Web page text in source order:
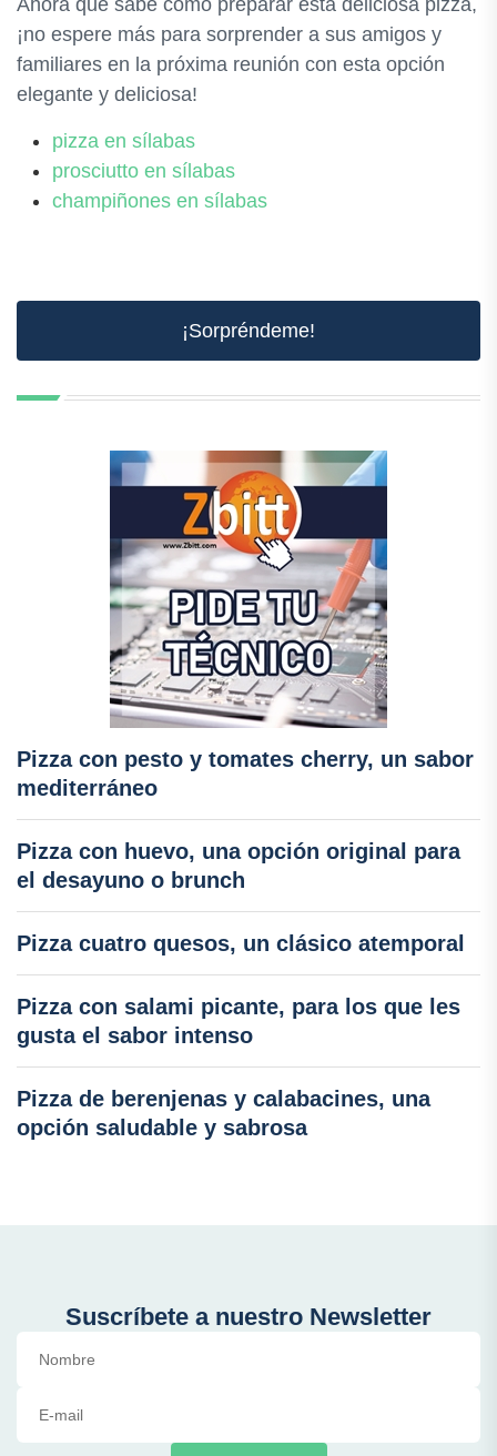
Ahora que sabe cómo preparar esta deliciosa pizza,
¡no espere más para sorprender a sus amigos y
familiares en la próxima reunión con esta opción
elegante y deliciosa!
pizza en sílabas
prosciutto en sílabas
champiñones en sílabas
¡Sorpréndeme!
Pizza con pesto y tomates cherry, un sabor
mediterráneo
Pizza con huevo, una opción original para
el desayuno o brunch
Pizza cuatro quesos, un clásico atemporal
Pizza con salami picante, para los que les
gusta el sabor intenso
Pizza de berenjenas y calabacines, una
opción saludable y sabrosa
Suscríbete a nuestro Newsletter